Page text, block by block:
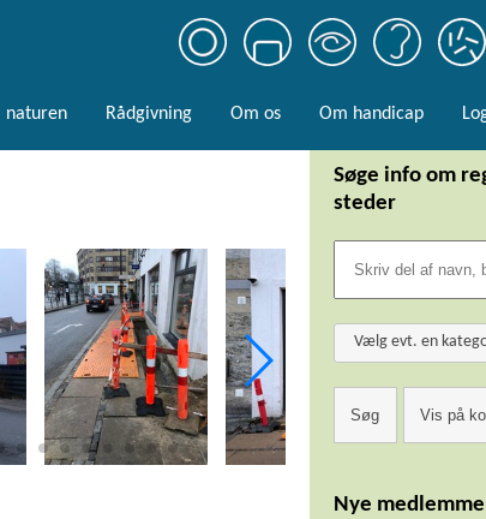
naturen Rådgivning Om os Om handicap
Søge info om
steder
Vælg evt. en
Nye